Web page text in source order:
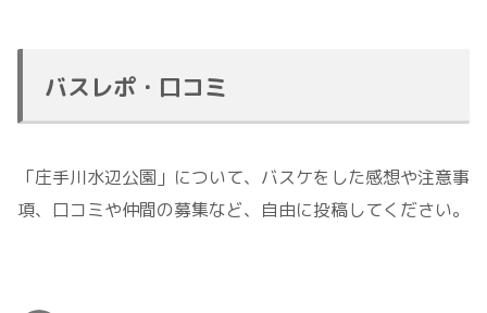
バスレポ・口コミ
「庄手川水辺公園」について、バスケをした感想や注意事
項、口コミや仲間の募集など、自由に投稿してください。